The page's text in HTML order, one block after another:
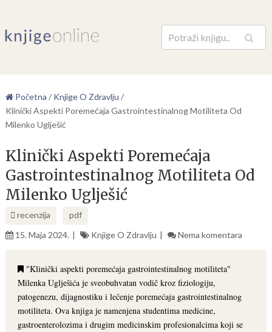
Pretraga
Početna / Knjige O Zdravlju /
Klinički Aspekti Poremećaja Gastrointestinalnog Motiliteta Od
Milenko Uglješić
Klinički Aspekti Poremećaja
Gastrointestinalnog Motiliteta Od
Milenko Uglješić
recenzija
pdf
15. Maja 2024.
Knjige O Zdravlju Nema komentara
"Klinički aspekti poremećaja gastrointestinalnog motiliteta"
Milenka Uglješića je sveobuhvatan vodič kroz fiziologiju,
patogenezu, dijagnostiku i lečenje poremećaja gastrointestinalnog
motiliteta. Ova knjiga je namenjena studentima medicine,
gastroenterolozima i drugim medicinskim profesionalcima koji se